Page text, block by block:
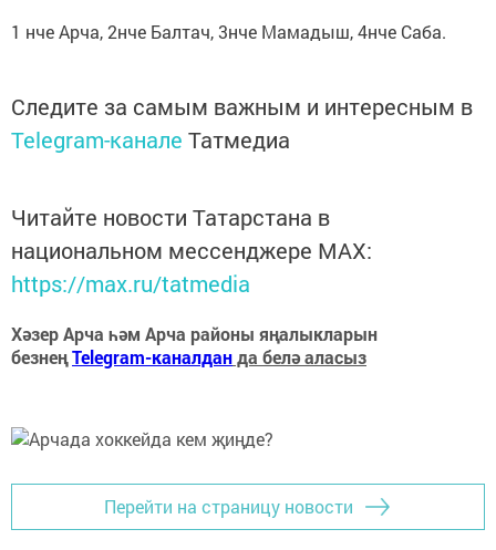
1 нче Арча, 2нче Балтач, 3нче Мамадыш, 4нче Саба.
Следите за самым важным и интересным в
Telegram-канале Татмедиа
Читайте новости Татарстана в
национальном мессенджере MАХ:
https://max.ru/tatmedia
Хәзер Арча һәм Арча районы яңалыкларын
безнеңTelegram-каналданда белә аласыз
Перейти на страницу новости